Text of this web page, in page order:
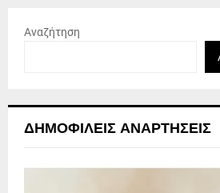
Αναζήτηση
ΔΗΜΟΦΙΛΕΊΣ ΑΝΑΡΤΉΣΕΙΣ